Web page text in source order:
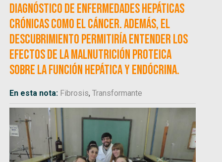
diagnóstico de enfermedades hepáticas
crónicas como el cáncer. Además, el
descubrimiento permitiría entender los
efectos de la malnutrición proteica
sobre la función hepática y endócrina.
En esta nota: Fibrosis,Transformante